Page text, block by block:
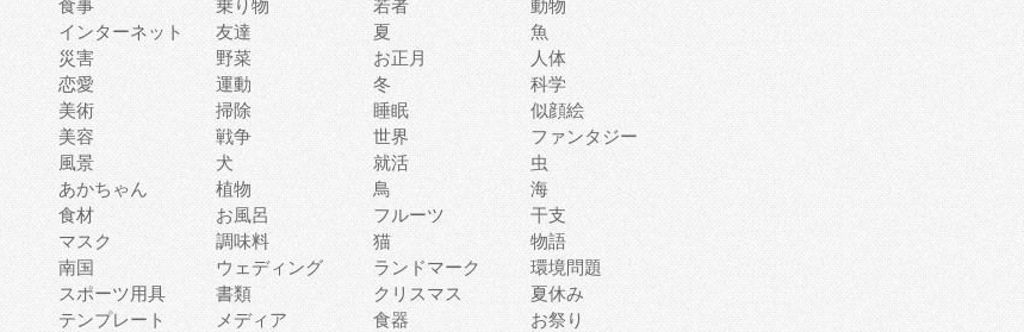
食事 乗り物 若者
動物
インターネット 友達 夏
魚
災害 野菜 お正月
人体
恋愛 運動 冬
科学
美術 掃除 睡眠
似顔絵
美容 戦争 世界
ファンタジー
風景 犬 就活
虫
あかちゃん 植物 鳥
海
食材 お風呂 フルーツ
干支
マスク 調味料 猫
物語
南国 ウェディング ランドマーク
環境問題
スポーツ用具 書類 クリスマス
夏休み
テンプレート メディア 食器 お祭り